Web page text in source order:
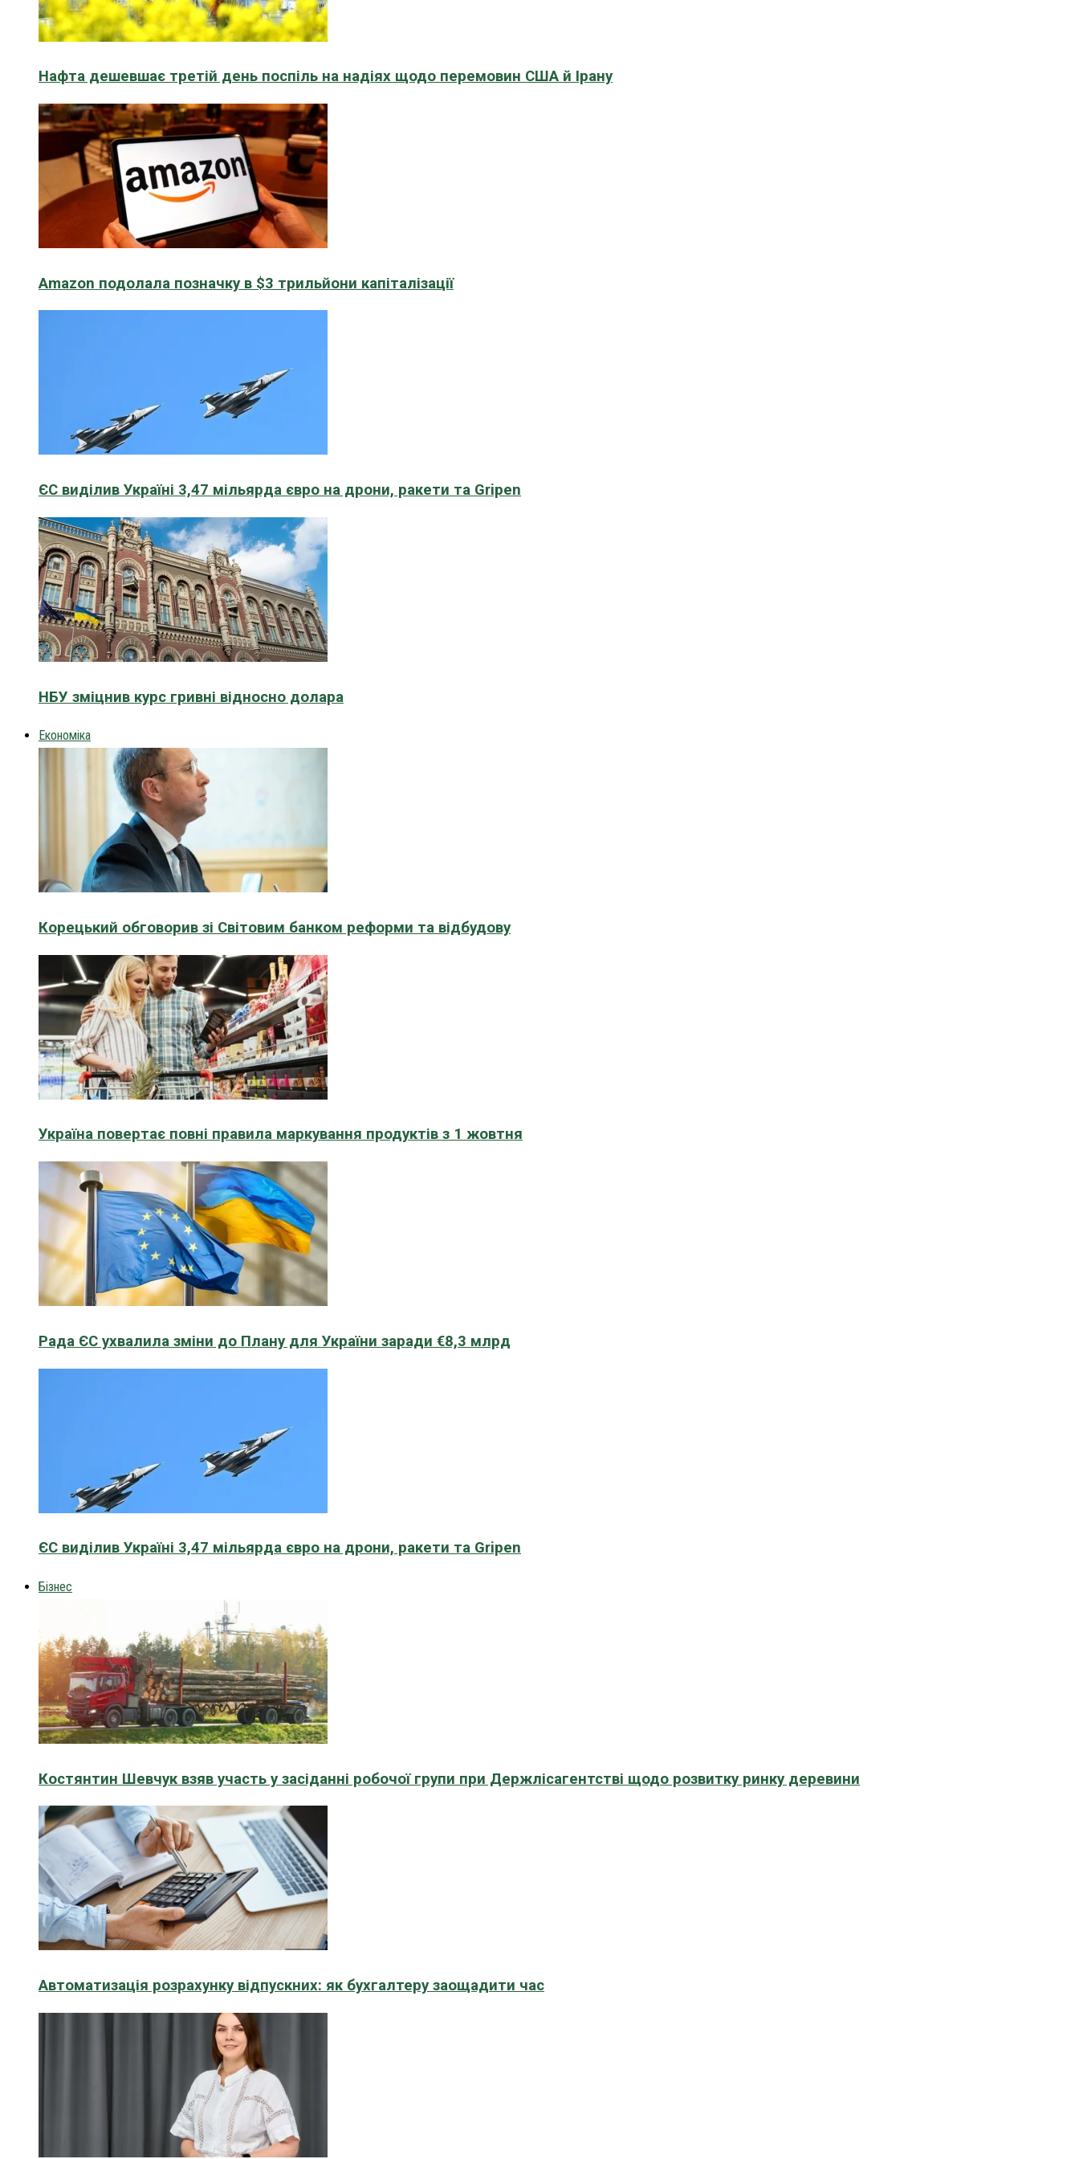
Нафта дешевшає третій день поспіль на надіях щодо перемовин США й Ірану
Amazon подолала позначку в $3 трильйони капіталізації
ЄС виділив Україні 3,47 мільярда євро на дрони, ракети та Gripen
НБУ зміцнив курс гривні відносно долара
Економіка
Корецький обговорив зі Світовим банком реформи та відбудову
Україна повертає повні правила маркування продуктів з 1 жовтня
Рада ЄС ухвалила зміни до Плану для України заради €8,3 млрд
ЄС виділив Україні 3,47 мільярда євро на дрони, ракети та Gripen
Бізнес
Костянтин Шевчук взяв участь у засіданні робочої групи при Держлісагентстві щодо розвитку ринку деревини
Автоматизація розрахунку відпускних: як бухгалтеру заощадити час